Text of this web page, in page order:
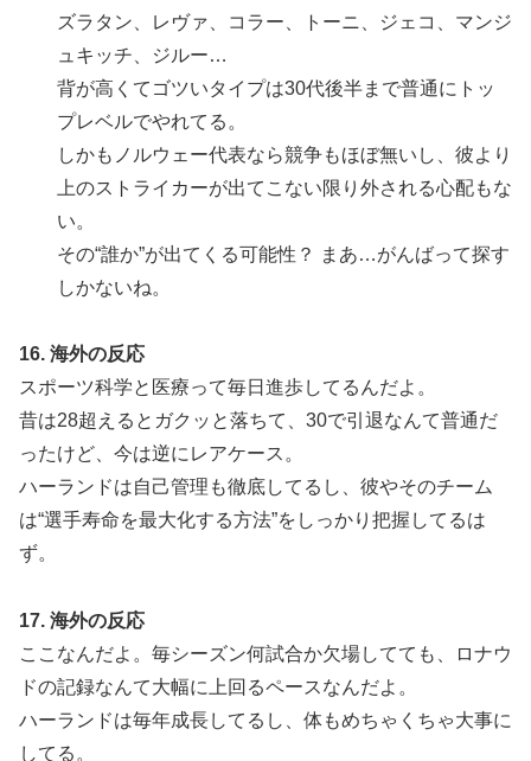
ズラタン、レヴァ、コラー、トーニ、ジェコ、マンジ
ュキッチ、ジルー…
背が高くてゴツいタイプは30代後半まで普通にトッ
プレベルでやれてる。
しかもノルウェー代表なら競争もほぼ無いし、彼より
上のストライカーが出てこない限り外される心配もな
い。
その“誰か”が出てくる可能性？ まあ…がんばって探す
しかないね。
16. 海外の反応
スポーツ科学と医療って毎日進歩してるんだよ。
昔は28超えるとガクッと落ちて、30で引退なんて普通だ
ったけど、今は逆にレアケース。
ハーランドは自己管理も徹底してるし、彼やそのチーム
は“選手寿命を最大化する方法”をしっかり把握してるは
ず。
17. 海外の反応
ここなんだよ。毎シーズン何試合か欠場してても、ロナウ
ドの記録なんて大幅に上回るペースなんだよ。
ハーランドは毎年成長してるし、体もめちゃくちゃ大事に
してる。